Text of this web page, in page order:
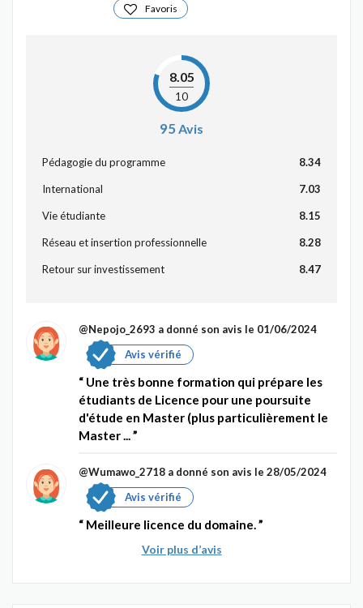
Favoris
8.05
10
95Avis
Pédagogie du programme 8.34
International 7.03
Vie étudiante 8.15
Réseau et insertion professionnelle 8.28
Retour sur investissement 8.47
@Nepojo_2693 a donné son avis le 01/06/2024
Avis vérifié
Une très bonne formation qui prépare les
étudiants de Licence pour une poursuite
d'étude en Master (plus particulièrement le
Master ...
@Wumawo_2718 a donné son avis le 28/05/2024
Avis vérifié
Meilleure licence du domaine.
Voir plus d’avis